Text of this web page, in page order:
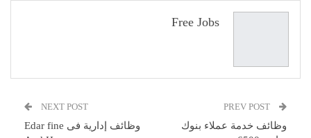
البريد الإلكتروني
Free Jobs
وظائف خدمة عملاء بنوك
NEXT POST
وظائف إدارية فى Edar fine